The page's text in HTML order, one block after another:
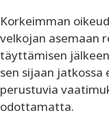
Korkeimman
velkojan asemaan
täyttämisen
sen sijaan
perustuvia
odottamatta.